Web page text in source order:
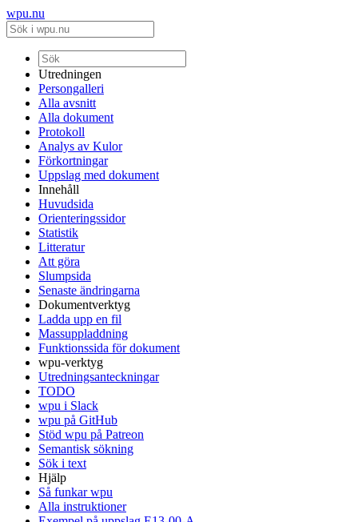
wpu.nu
Utredningen
Persongalleri
Alla avsnitt
Alla dokument
Protokoll
Analys av Kulor
Förkortningar
Uppslag med dokument
Innehåll
Huvudsida
Orienteringssidor
Statistik
Litteratur
Att göra
Slumpsida
Senaste ändringarna
Dokumentverktyg
Ladda upp en fil
Massuppladdning
Funktionssida för dokument
wpu-verktyg
Utredningsanteckningar
TODO
wpu i Slack
wpu på GitHub
Stöd wpu på Patreon
Semantisk sökning
Sök i text
Hjälp
Så funkar wpu
Alla instruktioner